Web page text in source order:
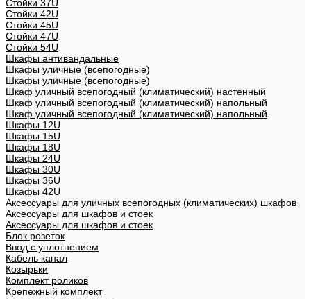
Стойки 37U
Стойки 42U
Стойки 45U
Стойки 47U
Стойки 54U
Шкафы антивандальные
Шкафы уличные (всепогодные)
Шкафы уличные (всепогодные)
Шкаф уличный всепогодный (климатический) настенный
Шкаф уличный всепогодный (климатический) напольный
Шкаф уличный всепогодный (климатический) напольный
Шкафы 12U
Шкафы 15U
Шкафы 18U
Шкафы 24U
Шкафы 30U
Шкафы 36U
Шкафы 42U
Аксессуары для уличных всепогодных (климатических) шкафов
Аксессуары для шкафов и стоек
Аксессуары для шкафов и стоек
Блок розеток
Ввод с уплотнением
Кабель канал
Козырьки
Комплект роликов
Крепежный комплект